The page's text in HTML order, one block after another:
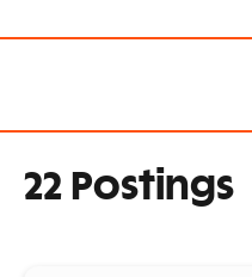
22 Postings